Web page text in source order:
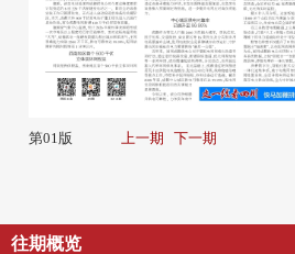
第01版 上一期 下一期
往期概览